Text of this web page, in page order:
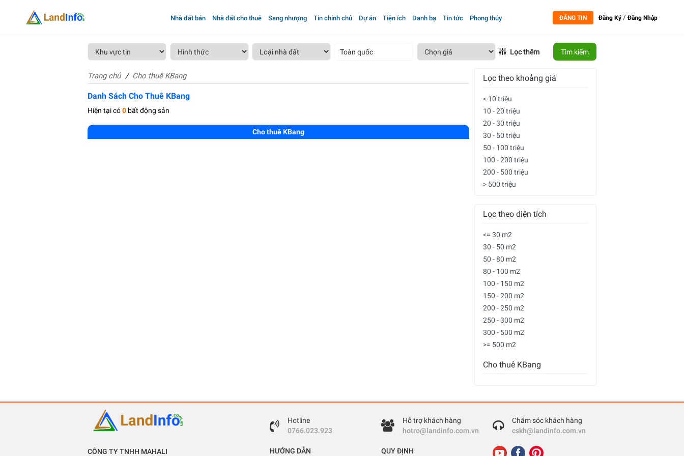
Nhà đất bán Nhà đất cho thuê Sang nhượng Tin chính chủ Dự án Tiện ích Danh bạ Tin tức Phong thủy ĐĂNG TIN Đăng Ký /Đăng Nhập
Toàn quốc Lọc thêm Tìm kiếm
Trang chủ Cho thuê KBang
Danh Sách Cho Thuê KBang
Hiện tại có0 bất động sản
Cho thuê KBang
Lọc theo khoảng giá
< 10 triệu
10 - 20 triệu
20 - 30 triệu
30 - 50 triệu
50 - 100 triệu
100 - 200 triệu
200 - 500 triệu
> 500 triệu
Lọc theo diện tích
<= 30 m2
30 - 50 m2
50 - 80 m2
80 - 100 m2
100 - 150 m2
150 - 200 m2
200 - 250 m2
250 - 300 m2
300 - 500 m2
>= 500 m2
Cho thuê KBang
CÔNG TY TNHH MAHALI
Hotline
0766.023.923
Hỗ trợ khách hàng
hotro@landinfo.com.vn
Chăm sóc khách hàng
cskh@landinfo.com.vn
HƯỚNG DẪN QUY ĐỊNH